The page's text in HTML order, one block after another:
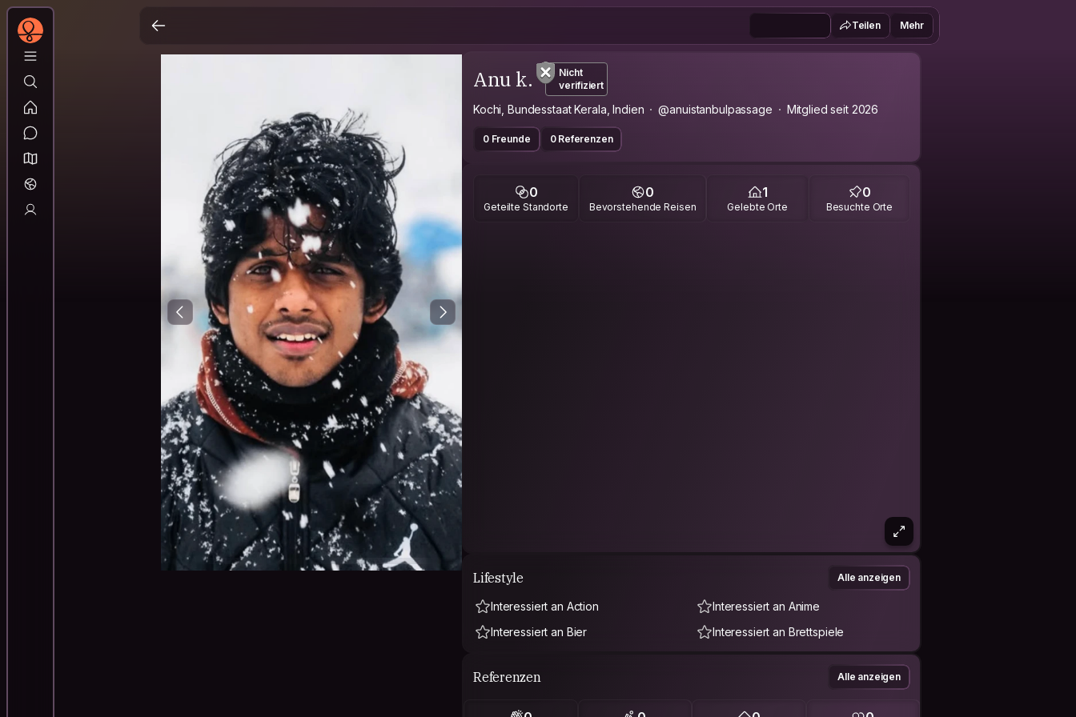
Teilen Mehr
Anu k.
Nicht
verifiziert
Kochi, Bundesstaat Kerala, Indien @anuistanbulpassage Mitglied seit 2026
0 Freunde 0 Referenzen
0
Geteilte Standorte
0
Bevorstehende Reisen
1
Gelebte Orte
0
Besuchte Orte
Lifestyle Alle anzeigen
Interessiert an Action
Interessiert an Anime
Interessiert an Bier
Interessiert an Brettspiele
Referenzen Alle anzeigen